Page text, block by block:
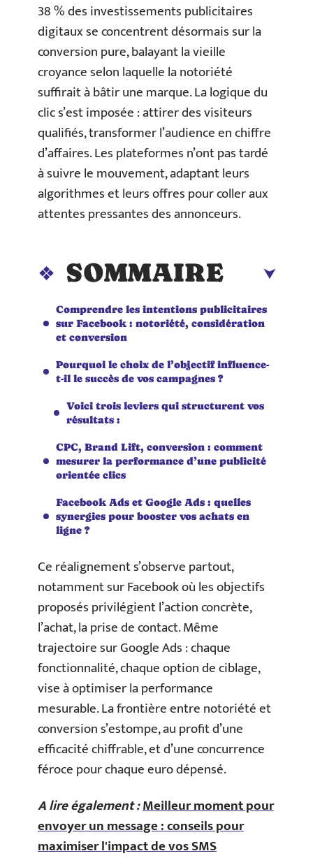
38 % des investissements publicitaires
digitaux se concentrent désormais sur la
conversion pure, balayant la vieille
croyance selon laquelle la notoriété
suffirait à bâtir une marque. La logique du
clic s’est imposée : attirer des visiteurs
qualifiés, transformer l’audience en chiffre
d’affaires. Les plateformes n’ont pas tardé
à suivre le mouvement, adaptant leurs
algorithmes et leurs offres pour coller aux
attentes pressantes des annonceurs.
SOMMAIRE
Comprendre les intentions publicitaires
sur Facebook : notoriété, considération
et conversion
Pourquoi le choix de l’objectif influence-
t-il le succès de vos campagnes ?
Voici trois leviers qui structurent vos
résultats :
CPC, Brand Lift, conversion : comment
mesurer la performance d’une publicité
orientée clics
Facebook Ads et Google Ads : quelles
synergies pour booster vos achats en
ligne ?
Ce réalignement s’observe partout,
notamment sur Facebook où les objectifs
proposés privilégient l’action concrète,
l’achat, la prise de contact. Même
trajectoire sur Google Ads : chaque
fonctionnalité, chaque option de ciblage,
vise à optimiser la performance
mesurable. La frontière entre notoriété et
conversion s’estompe, au profit d’une
efficacité chiffrable, et d’une concurrence
féroce pour chaque euro dépensé.
A lire également :Meilleur moment pour
envoyer un message : conseils pour
maximiser l'impact de vos SMS